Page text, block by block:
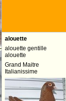
alouette
alouette gentille
alouette
Grand Maitre
Italianissime